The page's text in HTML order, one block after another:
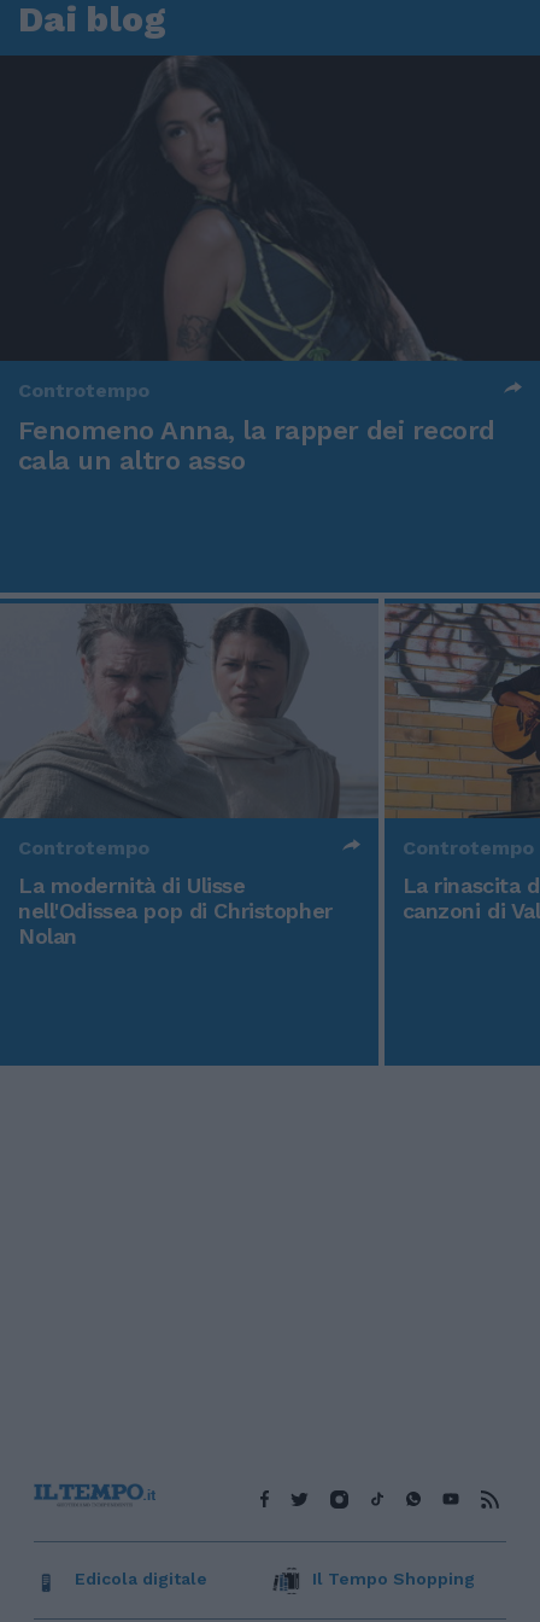
Dai blog
Controtempo
Fenomeno Anna, la rapper dei record
cala un altro asso
Controtempo
La modernità di Ulisse
nell'Odissea pop di Christopher
Nolan
Controtempo
La rinascita
canzoni di
Edicola digitale Il Tempo Shopping